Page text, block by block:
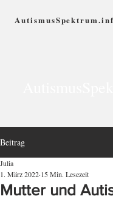
Beitrag
Mutter und
Julia
1. März 2022 15 Min. Lesezeit